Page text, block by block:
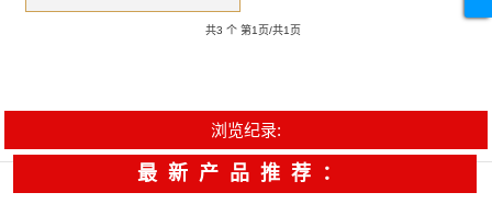
共3 个 第1页/共1页
浏览纪录:
最新产品推荐：